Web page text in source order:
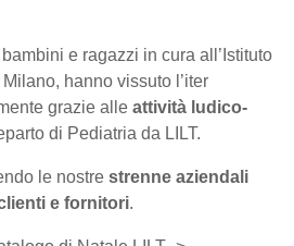
e ragazzi in cura all’Istituto
hanno vissuto l’iter
grazie alle attività ludico-
di Pediatria da LILT.
le nostre strenne aziendali
e fornitori.